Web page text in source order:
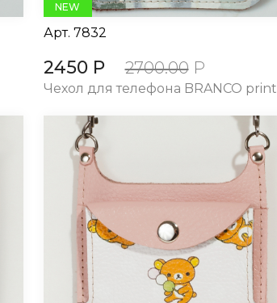
NEW
Арт. 7832
2450 Р 2700.00 Р
Чехол для телефона BRANCO print